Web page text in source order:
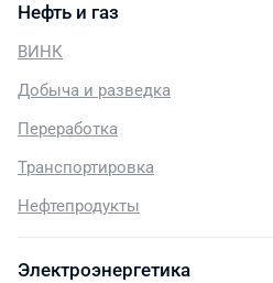
Нефть и газ
ВИНК
Добыча и разведка
Переработка
Транспортировка
Нефтепродукты
Электроэнергетика